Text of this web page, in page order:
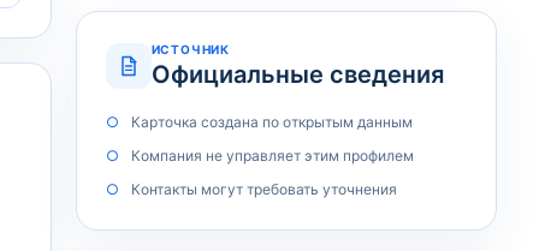
ИСТОЧНИК
Официальные сведения
Карточка создана по открытым данным
Компания не управляет этим профилем
Контакты могут требовать уточнения